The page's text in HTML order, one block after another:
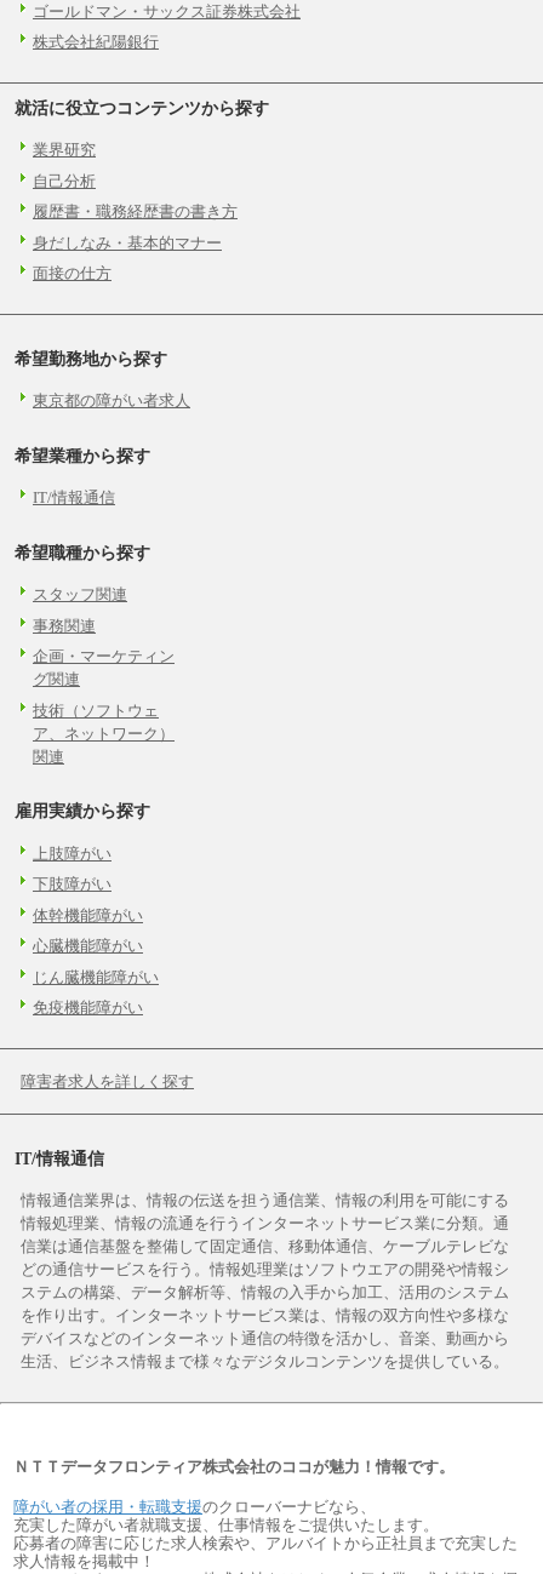
ゴールドマン・サックス証券株式会社
株式会社紀陽銀行
就活に役立つコンテンツから探す
業界研究
自己分析
履歴書・職務経歴書の書き方
身だしなみ・基本的マナー
面接の仕方
希望勤務地から探す
東京都の障がい者求人
希望業種から探す
IT/情報通信
希望職種から探す
スタッフ関連
事務関連
企画・マーケティン
グ関連
技術（ソフトウェ
ア、ネットワーク）
関連
雇用実績から探す
上肢障がい
下肢障がい
体幹機能障がい
心臓機能障がい
じん臓機能障がい
免疫機能障がい
障害者求人を詳しく探す
IT/情報通信
情報通信業界は、情報の伝送を担う通信業、情報の利用を可能にする
情報処理業、情報の流通を行うインターネットサービス業に分類。通
信業は通信基盤を整備して固定通信、移動体通信、ケーブルテレビな
どの通信サービスを行う。情報処理業はソフトウエアの開発や情報シ
ステムの構築、データ解析等、情報の入手から加工、活用のシステム
を作り出す。インターネットサービス業は、情報の双方向性や多様な
デバイスなどのインターネット通信の特徴を活かし、音楽、動画から
生活、ビジネス情報まで様々なデジタルコンテンツを提供している。
ＮＴＴデータフロンティア株式会社のココが魅力！情報です。
障がい者の採用・転職支援のクローバーナビなら、
充実した障がい者就職支援、仕事情報をご提供いたします。
応募者の障害に応じた求人検索や、アルバイトから正社員まで充実した
求人情報を掲載中！